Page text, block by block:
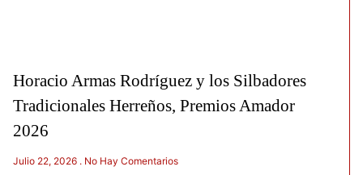
Horacio Armas Rodríguez y los Silbadores
Tradicionales Herreños, Premios Amador
2026
Julio 22, 2026 No Hay Comentarios